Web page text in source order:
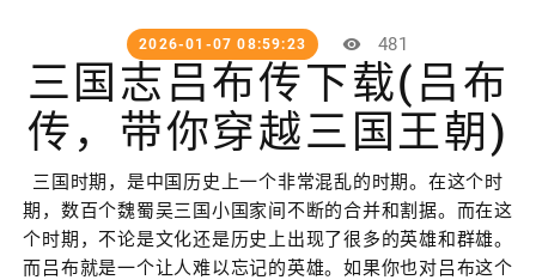
2026-01-07 08:59:23 481
三国志吕布传下载(吕布
传，带你穿越三国王朝)
三国时期，是中国历史上一个非常混乱的时期。在这个时
期，数百个魏蜀吴三国小国家间不断的合并和割据。而在这
个时期，不论是文化还是历史上出现了很多的英雄和群雄。
而吕布就是一个让人难以忘记的英雄。如果你也对吕布这个